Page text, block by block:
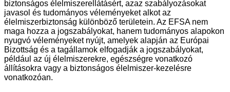
biztonságos élelmiszerellátásért, azaz szabályozásokat
javasol és tudományos véleményeket alkot az
élelmiszerbiztonság különböző területein. Az EFSA nem
maga hozza a jogszabályokat, hanem tudományos alapokon
nyugvó véleményeket nyújt, amelyek alapján az Európai
Bizottság és a tagállamok elfogadják a jogszabályokat,
például az új élelmiszerekre, egészségre vonatkozó
állításokra vagy a biztonságos élelmiszer-kezelésre
vonatkozóan.